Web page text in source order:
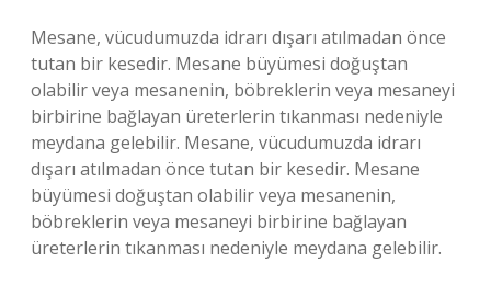
Mesane, vücudumuzda idrarı dışarı atılmadan önce
tutan bir kesedir. Mesane büyümesi doğuştan
olabilir veya mesanenin, böbreklerin veya mesaneyi
birbirine bağlayan üreterlerin tıkanması nedeniyle
meydana gelebilir. Mesane, vücudumuzda idrarı
dışarı atılmadan önce tutan bir kesedir. Mesane
büyümesi doğuştan olabilir veya mesanenin,
böbreklerin veya mesaneyi birbirine bağlayan
üreterlerin tıkanması nedeniyle meydana gelebilir.